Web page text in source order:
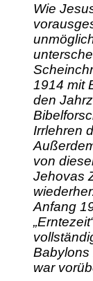
Wie
1914 mit
den
Irrlehren
von
Jehovas
Anfang
Babylons
war